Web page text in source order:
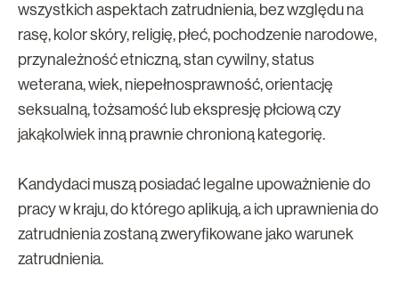
wszystkich aspektach zatrudnienia, bez względu na
rasę, kolor skóry, religię, płeć, pochodzenie narodowe,
przynależność etniczną, stan cywilny, status
weterana, wiek, niepełnosprawność, orientację
seksualną, tożsamość lub ekspresję płciową czy
jakąkolwiek inną prawnie chronioną kategorię.
Kandydaci muszą posiadać legalne upoważnienie do
pracy w kraju, do którego aplikują, a ich uprawnienia do
zatrudnienia zostaną zweryfikowane jako warunek
zatrudnienia.